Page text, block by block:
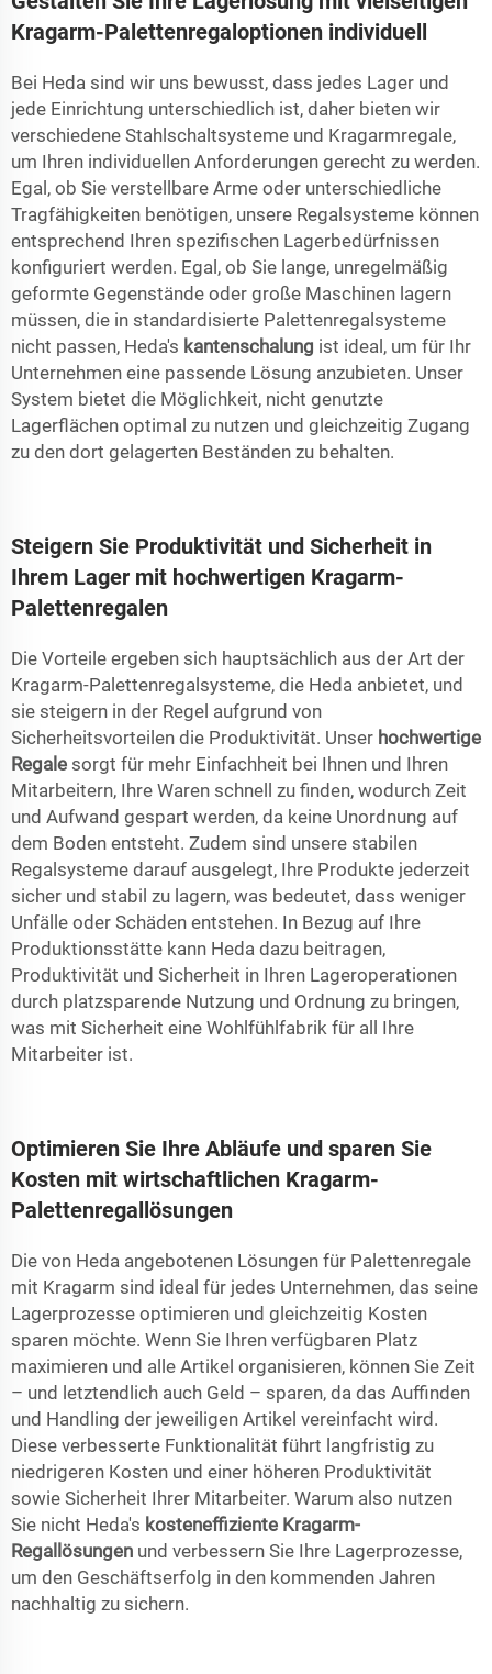
Kragarm-Palettenregaloptionen individuell
Bei Heda sind wir uns bewusst, dass jedes Lager und
jede Einrichtung unterschiedlich ist, daher bieten wir
verschiedene Stahlschaltsysteme und Kragarmregale,
um Ihren individuellen Anforderungen gerecht zu werden.
Egal, ob Sie verstellbare Arme oder unterschiedliche
Tragfähigkeiten benötigen, unsere Regalsysteme können
entsprechend Ihren spezifischen Lagerbedürfnissen
konfiguriert werden. Egal, ob Sie lange, unregelmäßig
geformte Gegenstände oder große Maschinen lagern
müssen, die in standardisierte Palettenregalsysteme
nicht passen, Heda's kantenschalung ist ideal, um für Ihr
Unternehmen eine passende Lösung anzubieten. Unser
System bietet die Möglichkeit, nicht genutzte
Lagerflächen optimal zu nutzen und gleichzeitig Zugang
zu den dort gelagerten Beständen zu behalten.
Steigern Sie Produktivität und Sicherheit in
Ihrem Lager mit hochwertigen Kragarm-
Palettenregalen
Die Vorteile ergeben sich hauptsächlich aus der Art der
Kragarm-Palettenregalsysteme, die Heda anbietet, und
sie steigern in der Regel aufgrund von
Sicherheitsvorteilen die Produktivität. Unser hochwertige
Regale sorgt für mehr Einfachheit bei Ihnen und Ihren
Mitarbeitern, Ihre Waren schnell zu finden, wodurch Zeit
und Aufwand gespart werden, da keine Unordnung auf
dem Boden entsteht. Zudem sind unsere stabilen
Regalsysteme darauf ausgelegt, Ihre Produkte jederzeit
sicher und stabil zu lagern, was bedeutet, dass weniger
Unfälle oder Schäden entstehen. In Bezug auf Ihre
Produktionsstätte kann Heda dazu beitragen,
Produktivität und Sicherheit in Ihren Lageroperationen
durch platzsparende Nutzung und Ordnung zu bringen,
was mit Sicherheit eine Wohlfühlfabrik für all Ihre
Mitarbeiter ist.
Optimieren Sie Ihre Abläufe und sparen Sie
Kosten mit wirtschaftlichen Kragarm-
Palettenregallösungen
Die von Heda angebotenen Lösungen für Palettenregale
mit Kragarm sind ideal für jedes Unternehmen, das seine
Lagerprozesse optimieren und gleichzeitig Kosten
sparen möchte. Wenn Sie Ihren verfügbaren Platz
maximieren und alle Artikel organisieren, können Sie Zeit
– und letztendlich auch Geld – sparen, da das Auffinden
und Handling der jeweiligen Artikel vereinfacht wird.
Diese verbesserte Funktionalität führt langfristig zu
niedrigeren Kosten und einer höheren Produktivität
sowie Sicherheit Ihrer Mitarbeiter. Warum also nutzen
Sie nicht Heda's kosteneffiziente Kragarm-
Regallösungen und verbessern Sie Ihre Lagerprozesse,
um den Geschäftserfolg in den kommenden Jahren
nachhaltig zu sichern.